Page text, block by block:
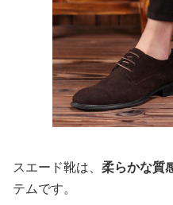
スエード靴は、 柔らかな質
テムです。